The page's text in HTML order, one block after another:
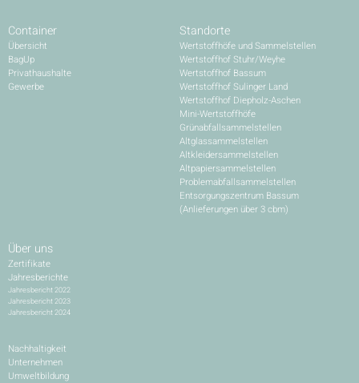
Container
Übersicht
BagUp
Privathaushalte
Gewerbe
Standorte
Wertstoffhöfe und Sammelstellen
Wertstoffhof Stuhr/Weyhe
Wertstoffhof Bassum
Wertstoffhof Sulinger Land
Wertstoffhof Diepholz-Aschen
Mini-Wertstoffhöfe
Grünabfallsammelstellen
Altglassammelstellen
Altkleidersammelstellen
Altpapiersammelstellen
Problemabfallsammelstellen
Entsorgungszentrum Bassum
(Anlieferungen über 3 cbm)
Über uns
Zertifikate
Jahresberichte
Jahresbericht 2022
Jahresbericht 2023
Jahresbericht 2024
Nachhaltigkeit
Unternehmen
Umweltbildung